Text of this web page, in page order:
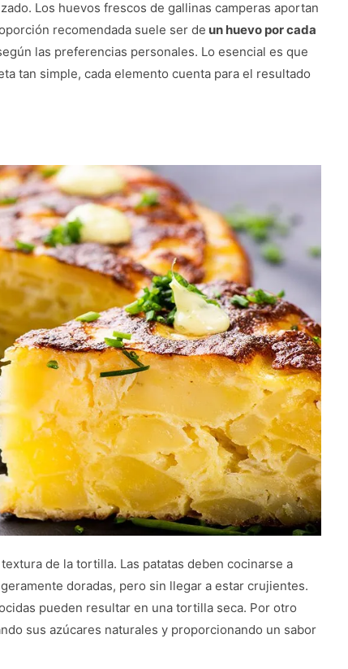
Los huevos frescos de gallinas camperas aportan
recomendada suele ser de un huevo por cada
las preferencias personales. Lo esencial es que
tan simple, cada elemento cuenta para el resultado
de la tortilla. Las patatas deben cocinarse a
doradas, pero sin llegar a estar crujientes.
pueden resultar en una tortilla seca. Por otro
sus azúcares naturales y proporcionando un sabor